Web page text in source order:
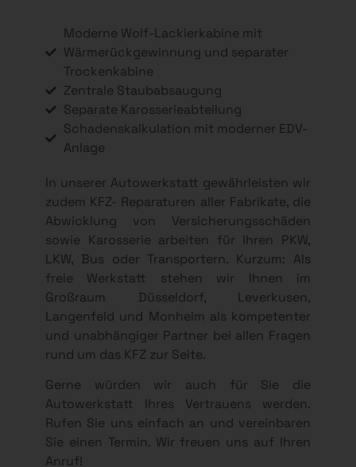
Moderne Wolf-Lackierkabine mit
Wärmerückgewinnung und separater
Trockenkabine
Zentrale Staubabsaugung
Separate Karosserieabteilung
Schadenskalkulation mit moderner EDV-
Anlage
In unserer Autowerkstatt gewährleisten wir
zudem KFZ- Reparaturen aller Fabrikate, die
Abwicklung von Versicherungsschäden
sowie Karosserie arbeiten für Ihren PKW,
LKW, Bus oder Transportern. Kurzum: Als
freie Werkstatt stehen wir Ihnen im
Großraum Düsseldorf, Leverkusen,
Langenfeld und Monheim als kompetenter
und unabhängiger Partner bei allen Fragen
rund um das KFZ zur Seite.
Gerne würden wir auch für Sie die
Autowerkstatt Ihres Vertrauens werden.
Rufen Sie uns einfach an und vereinbaren
Sie einen Termin. Wir freuen uns auf Ihren
Anruf!